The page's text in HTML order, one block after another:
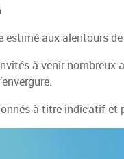
estimé aux alentours
à venir nombreux
à titre indicatif